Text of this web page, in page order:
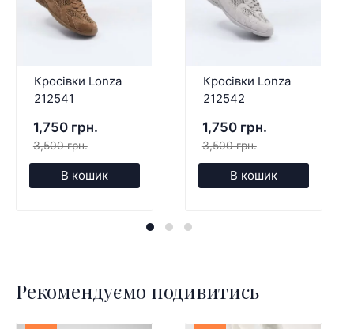
Кросівки Lonza
212541
1,750 грн.
3,500 грн.
В кошик
Кросівки Lonza
212542
1,750 грн.
3,500 грн.
В кошик
Рекомендуємо подивитись